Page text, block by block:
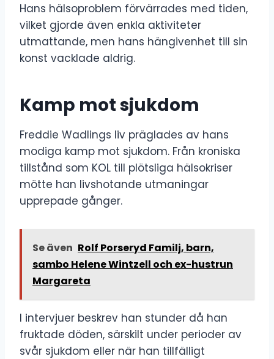
Hans hälsoproblem förvärrades med tiden,
vilket gjorde även enkla aktiviteter
utmattande, men hans hängivenhet till sin
konst vacklade aldrig.
Kamp mot sjukdom
Freddie Wadlings liv präglades av hans
modiga kamp mot sjukdom. Från kroniska
tillstånd som KOL till plötsliga hälsokriser
mötte han livshotande utmaningar
upprepade gånger.
Se även Rolf Porseryd Familj, barn,
sambo Helene Wintzell och ex-hustrun
Margareta
I intervjuer beskrev han stunder då han
fruktade döden, särskilt under perioder av
svår sjukdom eller när han tillfälligt